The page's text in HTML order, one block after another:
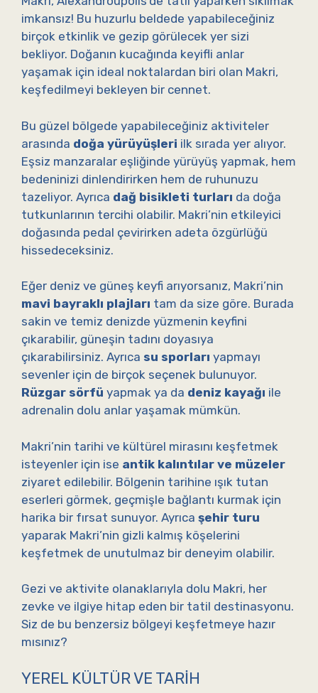
imkansız! Bu huzurlu beldede yapabileceğiniz
birçok etkinlik ve gezip görülecek yer sizi
bekliyor. Doğanın kucağında keyifli anlar
yaşamak için ideal noktalardan biri olan Makri,
keşfedilmeyi bekleyen bir cennet.
Bu güzel bölgede yapabileceğiniz aktiviteler
arasında doğa yürüyüşleri ilk sırada yer alıyor.
Eşsiz manzaralar eşliğinde yürüyüş yapmak, hem
bedeninizi dinlendirirken hem de ruhunuzu
tazeliyor. Ayrıca dağ bisikleti turları da doğa
tutkunlarının tercihi olabilir. Makri’nin etkileyici
doğasında pedal çevirirken adeta özgürlüğü
hissedeceksiniz.
Eğer deniz ve güneş keyfi arıyorsanız, Makri’nin
mavi bayraklı plajları tam da size göre. Burada
sakin ve temiz denizde yüzmenin keyfini
çıkarabilir, güneşin tadını doyasıya
çıkarabilirsiniz. Ayrıca su sporları yapmayı
sevenler için de birçok seçenek bulunuyor.
Rüzgar sörfü yapmak ya da deniz kayağı ile
adrenalin dolu anlar yaşamak mümkün.
Makri’nin tarihi ve kültürel mirasını keşfetmek
isteyenler için ise antik kalıntılar ve müzeler
ziyaret edilebilir. Bölgenin tarihine ışık tutan
eserleri görmek, geçmişle bağlantı kurmak için
harika bir fırsat sunuyor. Ayrıca şehir turu
yaparak Makri’nin gizli kalmış köşelerini
keşfetmek de unutulmaz bir deneyim olabilir.
Gezi ve aktivite olanaklarıyla dolu Makri, her
zevke ve ilgiye hitap eden bir tatil destinasyonu.
Siz de bu benzersiz bölgeyi keşfetmeye hazır
mısınız?
YEREL KÜLTÜR VE TARIH